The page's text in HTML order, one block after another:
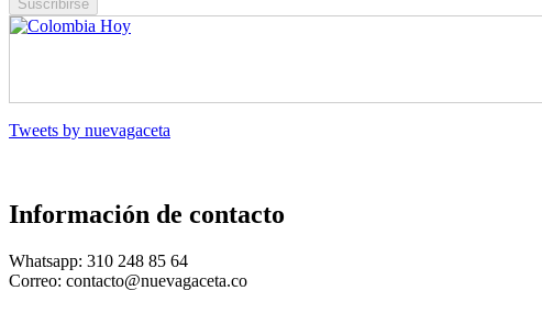
Tweets by nuevagaceta
Información de contacto
Whatsapp: 310 248 85 64
Correo: contacto@nuevagaceta.co